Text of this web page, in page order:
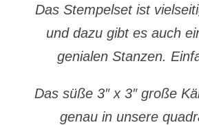
Das Stempelset ist
und dazu gibt es auch
genialen Stanzen.
Das süße 3″ x 3″ große
genau in unsere